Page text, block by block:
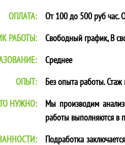
ОПЛАТА:
От 100 до 500 руб час.
РАБОТЫ:
Свободный график, В
Среднее
ОПЫТ:
Без опыта работы.
НУЖНО:
Мы производим
работы выполняются в
Подработка